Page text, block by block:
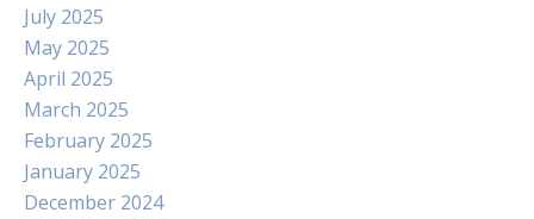
July 2025
May 2025
April 2025
March 2025
February 2025
January 2025
December 2024